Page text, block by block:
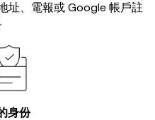
址、電報或 Google 帳戶註
身份